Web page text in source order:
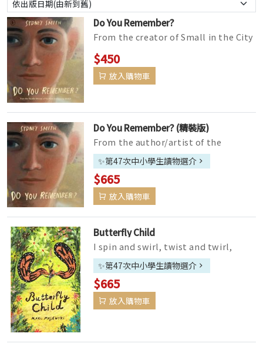
Do You Remember?
From the creator of Small in the City
and the illustrator of Town Is by the
Sea and Sidewalk Flowers...
$450
放入購物車
Do You Remember? (精裝版)
From the author/artist of the
multiple award-winning of Small in
the City comes an innovative and
mo...
✨第47次中小學生讀物選介
$665
放入購物車
Butterfly Child
I spin and swirl, twist and twirl,
flutter and flap, and when I open my
wings, I fly! A young child ...
✨第47次中小學生讀物選介
$665
放入購物車